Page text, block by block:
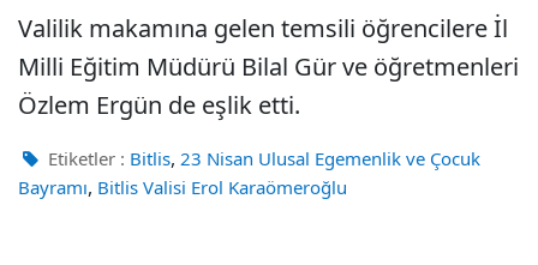
Valilik makamına gelen temsili öğrencilere İl
Milli Eğitim Müdürü Bilal Gür ve öğretmenleri
Özlem Ergün de eşlik etti.
Etiketler : Bitlis, 23 Nisan Ulusal Egemenlik ve Çocuk
Bayramı, Bitlis Valisi Erol Karaömeroğlu